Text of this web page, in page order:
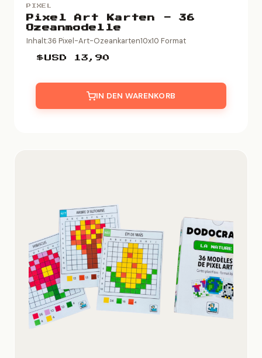
PIXEL
Pixel Art Karten - 36
Ozeanmodelle
Inhalt:36 Pixel-Art-Ozeankarten10x10 Format
$USD 13,90
IN DEN WARENKORB